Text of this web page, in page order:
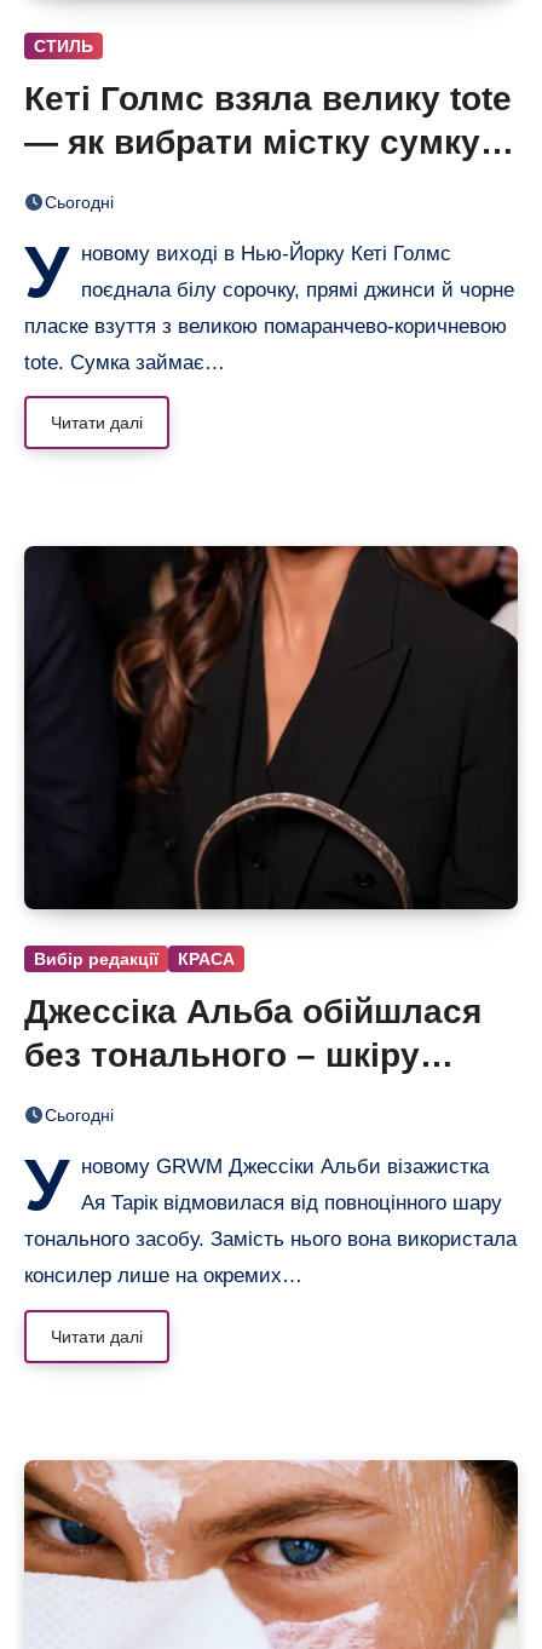
СТИЛЬ
Кеті Голмс взяла велику tote
— як вибрати містку сумку,
що не виглядає громіздкою
Сьогодні
У новому виході в Нью-Йорку Кеті Голмс
поєднала білу сорочку, прямі джинси й чорне
пласке взуття з великою помаранчево-коричневою
tote. Сумка займає…
Читати далі
Вибір редакції КРАСА
Джессіка Альба обійшлася
без тонального – шкіру
вирівняли лише консилером
Сьогодні
У новому GRWM Джессіки Альби візажистка
Ая Тарік відмовилася від повноцінного шару
тонального засобу. Замість нього вона використала
консилер лише на окремих…
Читати далі